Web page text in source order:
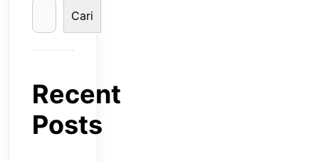
Cari
Recent
Posts